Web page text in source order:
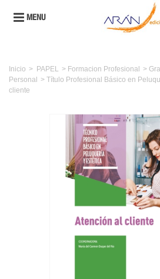
MENU
Inicio > PAPEL > Formacion Profesional >
Personal > Título Profesional Básico en
cliente